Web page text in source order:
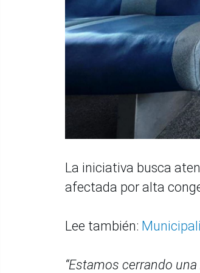
La iniciativa busca
afectada por alta
Lee también:
“Estamos cerrando